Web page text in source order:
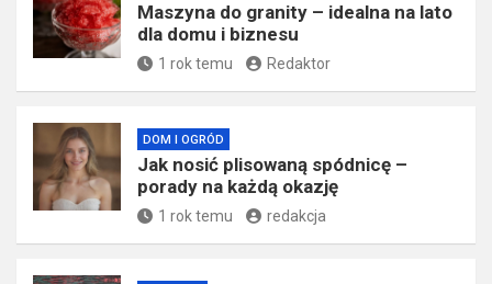
​Maszyna do granity – idealna na lato
dla domu i biznesu
1 rok temu Redaktor
DOM I OGRÓD
Jak nosić plisowaną spódnicę –
porady na każdą okazję
1 rok temu redakcja